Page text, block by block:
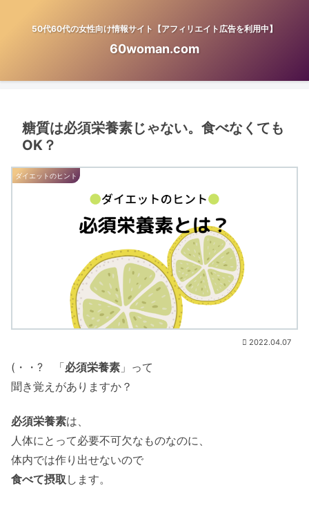
50代60代の女性向け情報サイト【アフィリエイト広告を利用中】
60woman.com
糖質は必須栄養素じゃない。食べなくても
OK？
ダイエットのヒント
2022.04.07
(・・? 「必須栄養素 」って
聞き覚えがありますか？
必須栄養素は、
人体にとって必要不可欠なものなのに、
体内では作り出せないので
食べて摂取 します。